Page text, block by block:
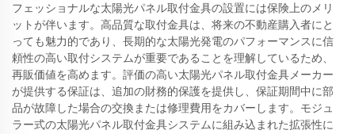
フェッショナルな太陽光パネル取付金具の設置には保険上のメリ
ットが伴います。高品質な取付金具は、将来の不動産購入者にと
っても魅力的であり、長期的な太陽光発電のパフォーマンスに信
頼性の高い取付システムが重要であることを理解しているため、
再販価値を高めます。評価の高い太陽光パネル取付金具メーカー
が提供する保証は、追加の財務的保護を提供し、保証期間中に部
品が故障した場合の交換または修理費用をカバーします。モジュ
ラー式の太陽光パネル取付金具システムに組み込まれた拡張性に